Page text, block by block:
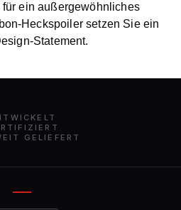
ein außergewöhnliches
Heckspoiler setzen Sie ein
Statement.
GELIEFERT